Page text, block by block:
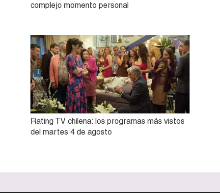
complejo momento personal
Rating TV chilena: los programas más vistos
del martes 4 de agosto